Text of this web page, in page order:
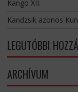
Kango XII.
Kandzsik azonos
LEGUTÓBBI
ARCHÍVUM